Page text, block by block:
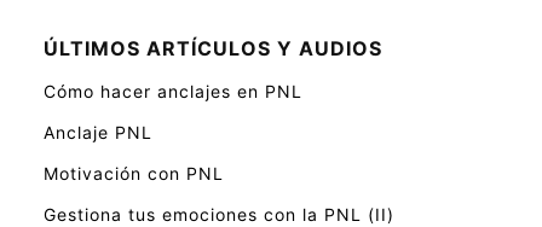
ÚLTIMOS ARTÍCULOS Y AUDIOS
Cómo hacer anclajes en PNL
Anclaje PNL
Motivación con PNL
Gestiona tus emociones con la PNL (II)